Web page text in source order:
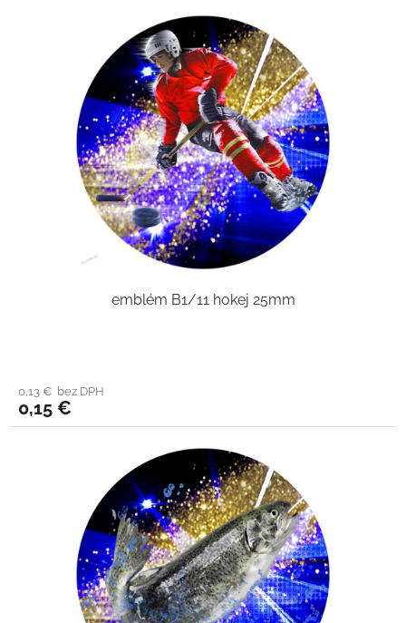
emblém B1/11 hokej 25mm
0,13 € bez DPH
0,15 €